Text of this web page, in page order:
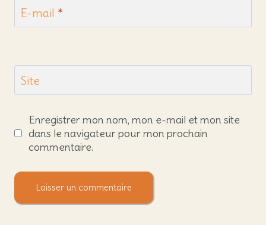
E-mail *
Site
Enregistrer mon nom, mon e-mail et mon site
dans le navigateur pour mon prochain
commentaire.